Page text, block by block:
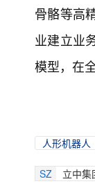
骨骼等高
业建立业
模型，在
人形机器人
SZ 立中集